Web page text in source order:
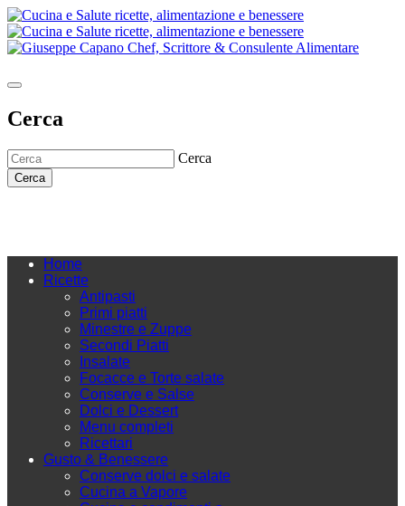
Cerca
Cerca
Cerca
Home
Ricette
Antipasti
Primi piatti
Minestre e Zuppe
Secondi Piatti
Insalate
Focacce e Torte salate
Conserve e Salse
Dolci e Dessert
Menu completi
Ricettari
Gusto & Benessere
Conserve dolci e salate
Cucina a Vapore